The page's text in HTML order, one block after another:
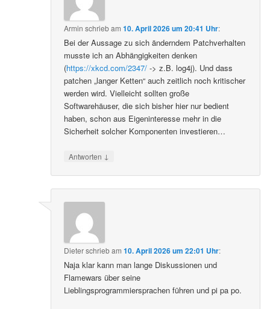
Armin schriebam10. April 2026 um 20:41 Uhr:
Bei der Aussage zu sich änderndem Patchverhalten
musste ich an Abhängigkeiten denken
(https://xkcd.com/2347/ -> z.B. log4j). Und dass
patchen „langer Ketten“ auch zeitlich noch kritischer
werden wird. Vielleicht sollten große
Softwarehäuser, die sich bisher hier nur bedient
haben, schon aus Eigeninteresse mehr in die
Sicherheit solcher Komponenten investieren…
Antworten ↓
Dieterschriebam10. April 2026 um 22:01 Uhr:
Naja klar kann man lange Diskussionen und
Flamewars über seine
Lieblingsprogrammiersprachen führen und pi pa po.